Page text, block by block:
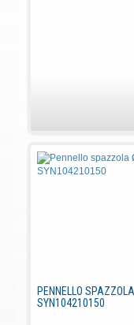
PENNELLO
SYN104210150